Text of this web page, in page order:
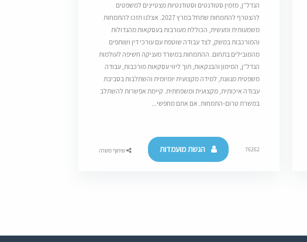
הנדל”ן, מזמין סטודנטים וסטודנטיות מצטיינים למשפטים
להצטרף להתמחות שתחל במרץ 2027. אצלנו תזכו להתמחות
משמעותית ומעשית, הכוללת מעורבות בעסקאות מהגדולות
והמורכבות במשק, לצד עבודה שוטפת עם עורכי דין ושותפים
מהמובילים בתחום. ההתמחות במשרד מעניקה חשיפה לעולמות
הנדל”ן, המימון והבנקאות, תוך ליווי עסקאות מורכבות, עבודה
משפטית מגוונת, למידה מקצועית יומיומית והשתלבות בסביבת
עבודה איכותית, מקצועית ומשפחתית. קיימת אפשרות להשתלב
במשרת טרום-התמחות. אם אתם מחפשי...
76262 הגשת מועמדות שיתוף משרה